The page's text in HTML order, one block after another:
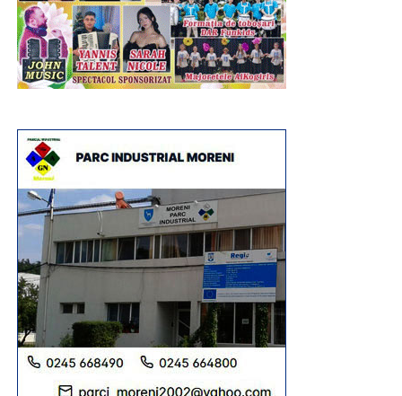
Urmărește Incomod Media și pe Google News
RECLAMA